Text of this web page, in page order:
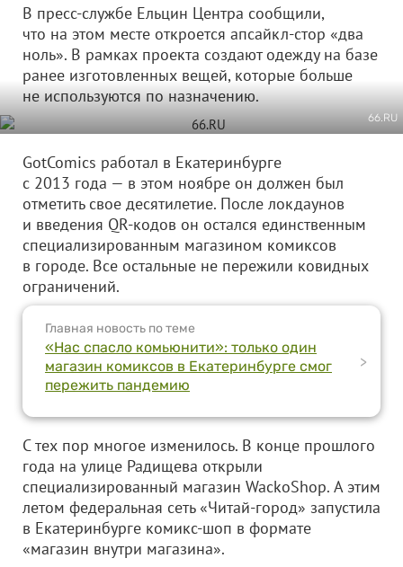
В пресс-службе Ельцин Центра сообщили,
что на этом месте откроется апсайкл-стор «два
ноль». В рамках проекта создают одежду на базе
ранее изготовленных вещей, которые больше
не используются по назначению.
66.RU
GotComics работал в Екатеринбурге
с 2013 года — в этом ноябре он должен был
отметить свое десятилетие. После локдаунов
и введения QR-кодов он остался единственным
специализированным магазином комиксов
в городе. Все остальные не пережили ковидных
ограничений.
Главная новость по теме
«Нас спасло комьюнити»: только один
магазин комиксов в Екатеринбурге смог
пережить пандемию
>
С тех пор многое изменилось. В конце прошлого
года на улице Радищева открыли
специализированный магазин WackoShop. А этим
летом федеральная сеть «Читай-город» запустила
в Екатеринбурге комикс-шоп в формате
«магазин внутри магазина».